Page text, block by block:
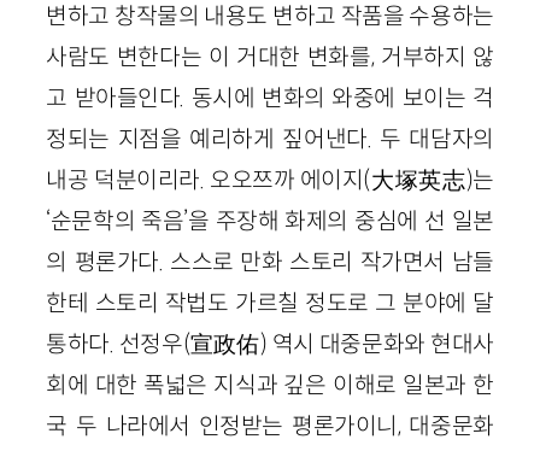
변하고 창작물의 내용도 변하고 작품을 수용하는
사람도 변한다는 이 거대한 변화를, 거부하지 않
고 받아들인다. 동시에 변화의 와중에 보이는 걱
정되는 지점을 예리하게 짚어낸다. 두 대담자의
내공 덕분이리라. 오오쯔까 에이지(大塚英志)는
‘순문학의 죽음’을 주장해 화제의 중심에 선 일본
의 평론가다. 스스로 만화 스토리 작가면서 남들
한테 스토리 작법도 가르칠 정도로 그 분야에 달
통하다. 선정우(宣政佑) 역시 대중문화와 현대사
회에 대한 폭넓은 지식과 깊은 이해로 일본과 한
국 두 나라에서 인정받는 평론가이니, 대중문화